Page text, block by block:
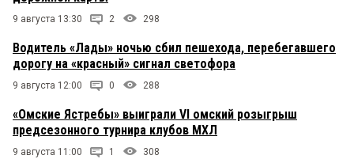
9 августа 13:30 2 298
Водитель «Лады» ночью сбил пешехода, перебегавшего
дорогу на «красный» сигнал светофора
9 августа 12:00 0 288
«Омские Ястребы» выиграли VI омский розыгрыш
предсезонного турнира клубов МХЛ
9 августа 11:00 1 308